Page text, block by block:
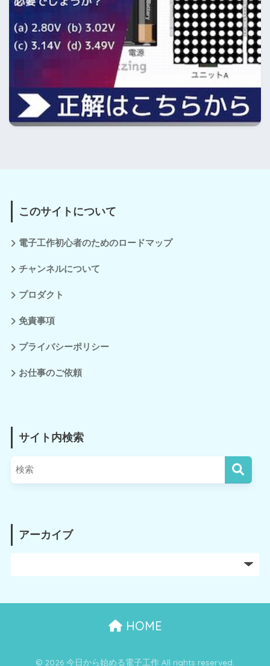
このサイトについて
電子工作初心者のためのロードマップ
チャンネルについて
プロダクト
免責事項
プライバシーポリシー
お仕事のご依頼
サイト内検索
アーカイブ
HOME
© 2026 今日から始める電子工作 All rights reserved.